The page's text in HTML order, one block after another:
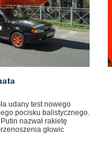
udany test nowego
pocisku balistycznego.
nazwał rakietę
głowic